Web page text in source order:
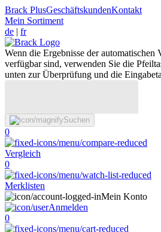
Brack PlusGeschäftskundenKontakt
Mein Sortiment
de | fr
Wenn die Ergebnisse der automatischen
verfügbar sind, verwenden Sie die
unten zur Überprüfung und die
Suchen
0
Vergleich
0
Merklisten
Mein Konto
Anmelden
0